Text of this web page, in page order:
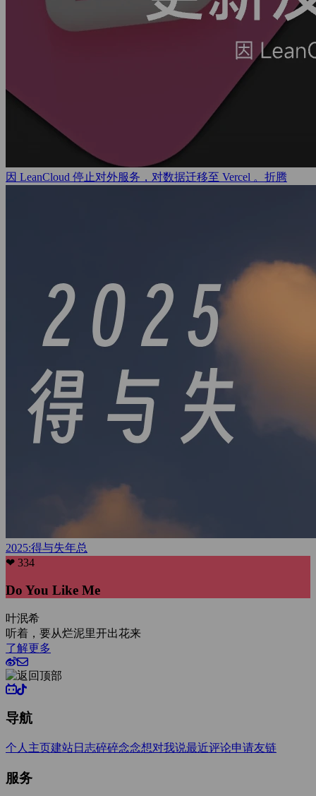
因 LeanCloud 停止对外服务，对数据迁移至 Vercel 。 折腾
2025:得与失年总
❤ 334
Do You Like Me
叶泯希
听着，要从烂泥里开出花来
了解更多
导航
个人主页建站日志碎碎念念想对我说 最近评论申请友链
服务